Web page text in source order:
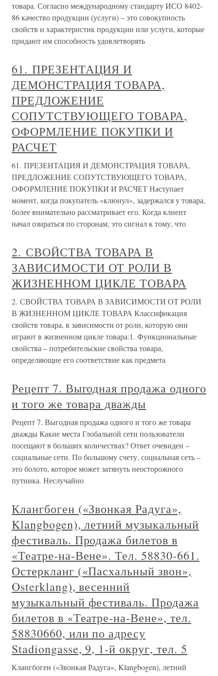
товара. Согласно международному стандарту ИСО 8402-
86 качество продукции (услуги) – это совокупность
свойств и характеристик продукции или услуги, которые
придают им способность удовлетворять
61. ПРЕЗЕНТАЦИЯ И
ДЕМОНСТРАЦИЯ ТОВАРА,
ПРЕДЛОЖЕНИЕ
СОПУТСТВУЮЩЕГО ТОВАРА,
ОФОРМЛЕНИЕ ПОКУПКИ И
РАСЧЕТ
61. ПРЕЗЕНТАЦИЯ И ДЕМОНСТРАЦИЯ ТОВАРА,
ПРЕДЛОЖЕНИЕ СОПУТСТВУЮЩЕГО ТОВАРА,
ОФОРМЛЕНИЕ ПОКУПКИ И РАСЧЕТ Наступает
момент, когда покупатель «клюнул», задержался у товара,
более внимательно рассматривает его. Когда клиент
начал озираться по сторонам, это сигнал к тому, что
2. СВОЙСТВА ТОВАРА В
ЗАВИСИМОСТИ ОТ РОЛИ В
ЖИЗНЕННОМ ЦИКЛЕ ТОВАРА
2. СВОЙСТВА ТОВАРА В ЗАВИСИМОСТИ ОТ РОЛИ
В ЖИЗНЕННОМ ЦИКЛЕ ТОВАРА Классификация
свойств товара, в зависимости от роли, которую они
играют в жизненном цикле товара:1. Функциональные
свойства – потребительские свойства товара,
определяющие его соответствие как предмета
Рецепт 7. Выгодная продажа одного
и того же товара дважды
Рецепт 7. Выгодная продажа одного и того же товара
дважды Какие места Глобальной сети пользователи
посещают в больших количествах? Ответ очевиден –
социальные сети. По большому счету, социальная сеть –
это болото, которое может затянуть неосторожного
путника. Неслучайно
Клангбоген («Звонкая Радуга»,
Klangbogen), летний музыкальный
фестиваль. Продажа билетов в
«Театре-на-Вене». Тел. 58830-661.
Остеркланг («Пасхальный звон»,
Osterklang), весенний
музыкальный фестиваль. Продажа
билетов в «Театре-на-Вене», тел.
58830660, или по адресу
Stadiongasse, 9, 1-й округ, тел. 5
Клангбоген («Звонкая Радуга», Klangbogen), летний